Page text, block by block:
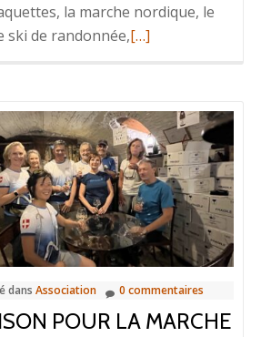
la marche nordique, le
ski de randonnée,En
se
retrouve
en
septembre
[…]
dans Association 0 commentaires
POUR LA MARCHE